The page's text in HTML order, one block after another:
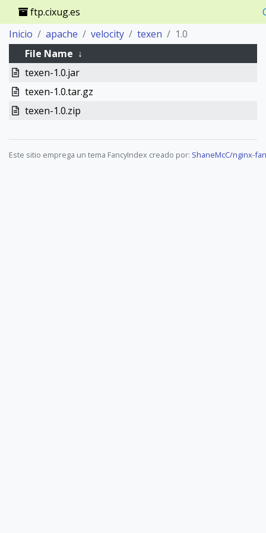
ftp.cixug.es
Inicio
apache velocity texen
1.0
File Name ↓
texen-1.0.jar
texen-1.0.tar.gz
texen-1.0.zip
Este sitio emprega un tema FancyIndex creado por: ShaneMcC/nginx-